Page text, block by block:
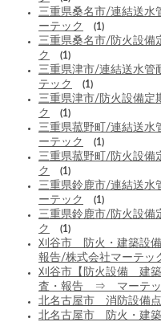
三重県桑名市/連結送
ーテック
(1)
三重県桑名市/防火設
ク
(1)
三重県津市/連結送水
テック
(1)
三重県津市/防火設備
ク
(1)
三重県菰野町/連結送
ーテック
(1)
三重県菰野町/防火設
ク
(1)
三重県鈴鹿市/連結送
ーテック
(1)
三重県鈴鹿市/防火設
ク
(1)
刈谷市 防火・建築設
報告/株式会社マーテッ
刈谷市【防火設備 建
査・報告 ⇒ マーテッ
北名古屋市 消防設備
北名古屋市 防火・建